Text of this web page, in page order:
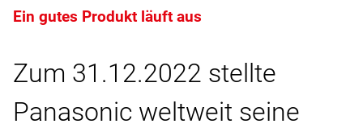
Ein gutes Produkt läuft aus
Zum 31.12.2022 stellte
Panasonic weltweit seine